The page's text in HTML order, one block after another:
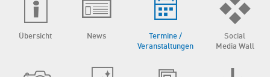
Übersicht News
Termine /
Veranstaltungen
Social
Media Wall